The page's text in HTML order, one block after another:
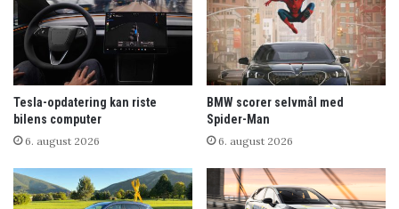
Tesla-opdatering kan riste
bilens computer
6. august 2026
BMW scorer selvmål med
Spider-Man
6. august 2026